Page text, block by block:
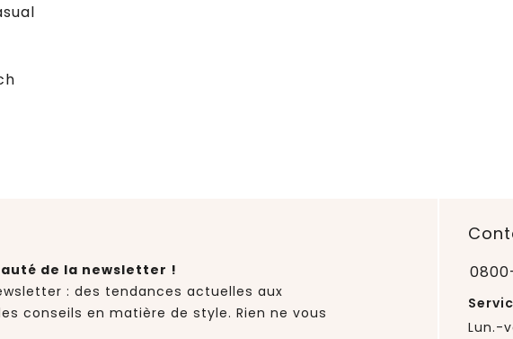
de la newsletter !
: des tendances actuelles aux
conseils en matière de style. Rien ne vous
Lun.-